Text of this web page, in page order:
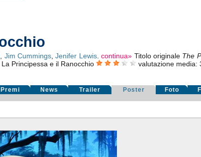
Jim Cummings ,Jenifer Lewis.continua» Titolo originale The
La Principessa e il Ranocchio valutazione media:
Premi News Trailer Poster Foto